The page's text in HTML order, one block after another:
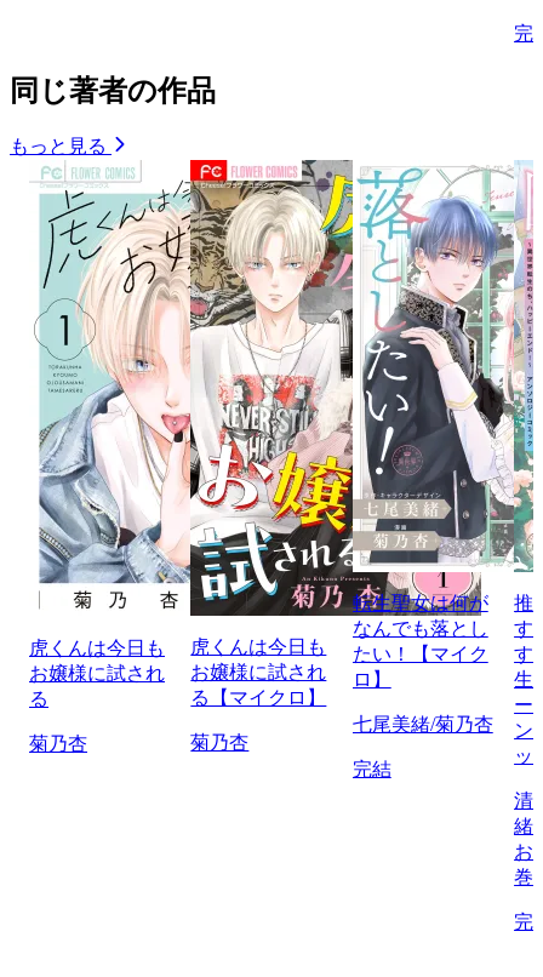
完
同じ著者の作品
もっと見る
虎くんは今日も
お嬢様に試され
る
菊乃杏
虎くんは今日も
お嬢様に試され
る【マイクロ】
菊乃杏
転生聖女は何が
なんでも落とし
たい！【マイク
ロ】
七尾美緒/菊乃杏
完結
推
す
す
生
ー
ン
ッ
清
緒/
お
巻
完